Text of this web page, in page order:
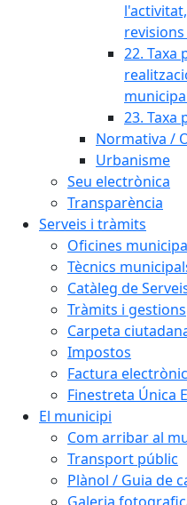
22. Taxa
23. Taxa
Normativa /
Urbanisme
Seu electrònica
Transparència
Serveis i tràmits
Oficines
Tècnics
Catàleg de
Tràmits i gestions
Carpeta
Impostos
Factura
Finestreta Única
El municipi
Com arribar al
Transport públic
Plànol / Guia de